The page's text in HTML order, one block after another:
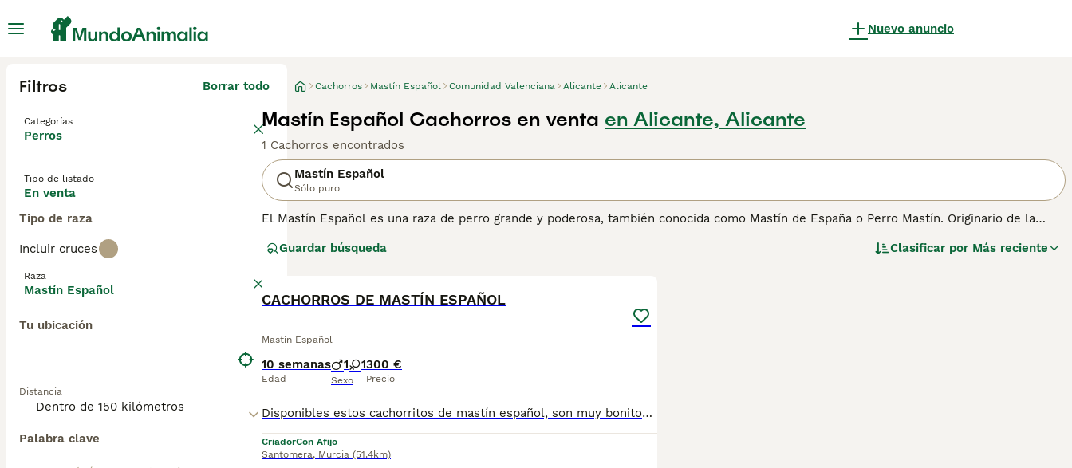
Nuevo anuncio
Filtros Borrar todo
Categorías
Perros
Tipo de listado
En venta
Tipo de raza
Incluir cruces
Raza
Mastín Español
Tu ubicación
Distancia
Palabra clave
Cachorros Mastín Español Comunidad Valenciana Alicante Alicante
Mastín Español Cachorros en venta en Alicante, Alicante
1 Cachorros encontrados
Mastín Español
Sólo puro
El Mastín Español es una raza de perro grande y poderosa, también conocida como Mastín de España o Perro Mastín. Originario de la
temperamento calmado, valiente y leal, el Mastín Español es un excelente guardián y protector. A pesar de su imponente tamaño, es
donde puede ejercer sus instintos de protección.
Guardar búsqueda Clasificar por Más reciente
CACHORROS DE MASTÍN ESPAÑOL
Mastín Español
10 semanas
Edad
1 1
Sexo
300 €
Precio
Disponibles estos cachorritos de mastín español, son muy bonitos si estás interesado contacta con nosotros y te atenderemos encantados
CriadorCon Afijo
Santomera, Murcia (51.4km)